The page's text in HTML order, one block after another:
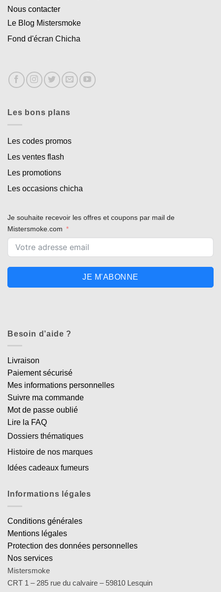
Nous contacter
Le Blog Mistersmoke
Fond d'écran Chicha
Les bons plans
Les codes promos
Les ventes flash
Les promotions
Les occasions chicha
Je souhaite recevoir les offres et coupons par mail de
Mistersmoke.com
JE M'ABONNE
Besoin d’aide ?
Livraison
Paiement sécurisé
Mes informations personnelles
Suivre ma commande
Mot de passe oublié
Lire la FAQ
Dossiers thématiques
Histoire de nos marques
Idées cadeaux fumeurs
Informations légales
Conditions générales
Mentions légales
Protection des données personnelles
Nos services
Mistersmoke
CRT 1 – 285 rue du calvaire – 59810 Lesquin